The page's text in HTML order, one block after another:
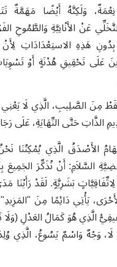
وَلَكِنَّهُ أَيْضًا مَهَمَّةٌ
عَنْ الأَنْانِيَّةِ وَالطَّمُوحِ
هَذِهِ الاستِعْدَادَاتِ لِأَنْ
عَلَى تَحْقِيقِ هُدْنَةٍ أَوْ
مِنَ الصَّلِيبِ، الَّذِي لَا يَعْنِي
الذَّاتِ حَتَّى النِّهَايَةِ، عَلَى
الأَصْدَقُ الَّذِي يُمْكِنُنَا
السَّلاَمِ: أَنْ نُذَكِّرَ الجَمِيعَ
بَشَرِيَّةٍ. لَقَدْ رَأَيْنَا
يَأْتِي دَائِمًا مِنَ
الَّذِي هُوَ كَمَالُ العَدْلِ (وَلَا
لَا، وَجْهٌ وَاسْمٌ يَسُوعُ، الَّذِي